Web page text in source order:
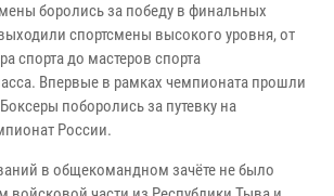
боролись за победу в финальных
спортсмены высокого уровня, от
спорта до мастеров спорта
Впервые в рамках чемпионата прошли
поборолись за путевку на
России.
в общекомандном зачёте не было